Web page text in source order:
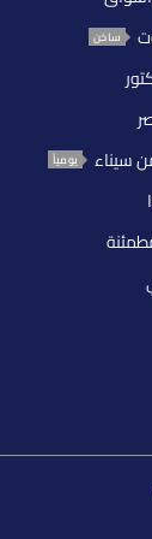
ساخن
سيناء
يومياً